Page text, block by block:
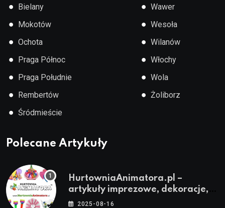
● Bielany
● Mokotów
● Ochota
● Praga Północ
● Praga Południe
● Rembertów
● Śródmieście
● Wawer
● Wesoła
● Wilanów
● Włochy
● Wola
● Żoliborz
Polecane Artykuły
HurtowniaAnimatora.pl –
artykuły imprezowe, dekoracje,
stroje i akcesoria dla animatorów
2025-08-16